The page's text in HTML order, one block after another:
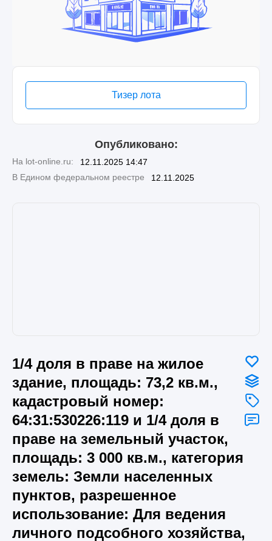
Тизер лота
Опубликовано:
На lot-online.ru:
12.11.2025 14:47
В Едином федеральном реестре
12.11.2025
1/4 доля в праве на жилое
здание, площадь: 73,2 кв.м.,
кадастровый номер:
64:31:530226:119 и 1/4 доля в
праве на земельный участок,
площадь: 3 000 кв.м., категория
земель: Земли населенных
пунктов, разрешенное
использование: Для ведения
личного подсобного хозяйства,